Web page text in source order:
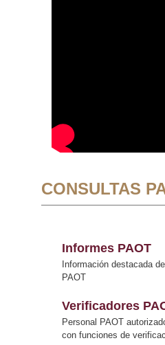
CONSULTAS
Informes PAOT
Información destacada
PAOT
Verificadores
Personal PAOT
con funciones de